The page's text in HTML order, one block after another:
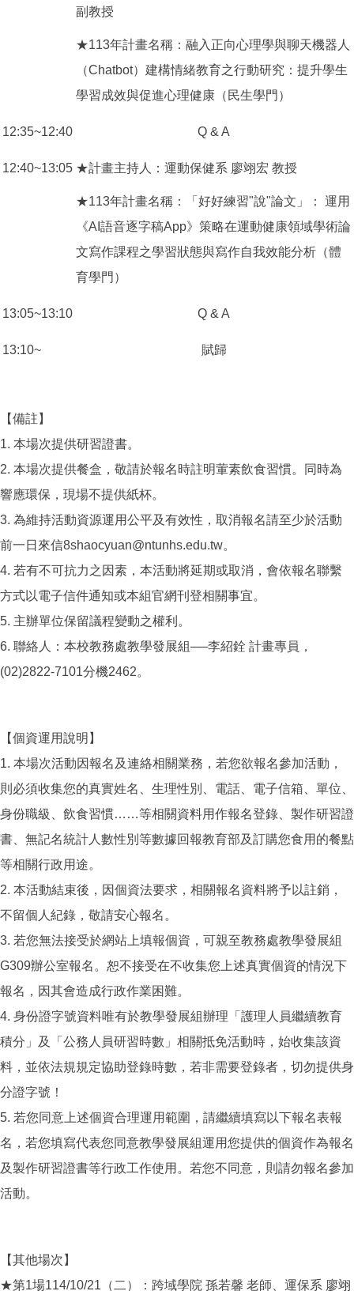
副教授
★113年計畫名稱：融入正向心理學與聊天機器人
（Chatbot）建構情緒教育之行動研究：提升學生
學習成效與促進心理健康（民生學門）
12:35~12:40 Q & A
12:40~13:05 ★計畫主持人：運動保健系 廖翊宏 教授
★113年計畫名稱：「好好練習"說"論文」： 運用
《AI語音逐字稿App》策略在運動健康領域學術論
文寫作課程之學習狀態與寫作自我效能分析（體
育學門）
13:05~13:10 Q & A
13:10~ 賦歸
【備註】
1. 本場次提供研習證書。
2. 本場次提供餐盒，敬請於報名時註明葷素飲食習慣。同時為
響應環保，現場不提供紙杯。
3. 為維持活動資源運用公平及有效性，取消報名請至少於活動
前一日來信8shaocyuan@ntunhs.edu.tw。
4. 若有不可抗力之因素，本活動將延期或取消，會依報名聯繫
方式以電子信件通知或本組官網刊登相關事宜。
5. 主辦單位保留議程變動之權利。
6. 聯絡人：本校教務處教學發展組──李紹銓 計畫專員，
(02)2822-7101分機2462。
【個資運用說明】
1. 本場次活動因報名及連絡相關業務，若您欲報名參加活動，
則必須收集您的真實姓名、生理性別、電話、電子信箱、單位、
身份職級、飲食習慣……等相關資料用作報名登錄、製作研習證
書、無記名統計人數性別等數據回報教育部及訂購您食用的餐點
等相關行政用途。
2. 本活動結束後，因個資法要求，相關報名資料將予以註銷，
不留個人紀錄，敬請安心報名。
3. 若您無法接受於網站上填報個資，可親至教務處教學發展組
G309辦公室報名。恕不接受在不收集您上述真實個資的情況下
報名，因其會造成行政作業困難。
4. 身份證字號資料唯有於教學發展組辦理「護理人員繼續教育
積分」及「公務人員研習時數」相關抵免活動時，始收集該資
料，並依法規規定協助登錄時數，若非需要登錄者，切勿提供身
分證字號！
5. 若您同意上述個資合理運用範圍，請繼續填寫以下報名表報
名，若您填寫代表您同意教學發展組運用您提供的個資作為報名
及製作研習證書等行政工作使用。若您不同意，則請勿報名參加
活動。
【其他場次】
★第1場114/10/21（二）：跨域學院 孫若馨 老師、運保系 廖翊